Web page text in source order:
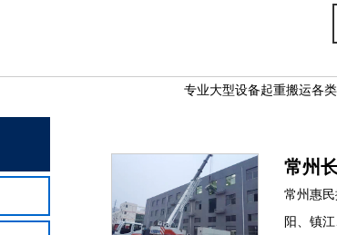
专业大型设备起重搬运各
常州
常州惠
阳、镇